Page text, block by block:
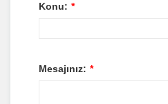
Konu: *
Mesajınız: *